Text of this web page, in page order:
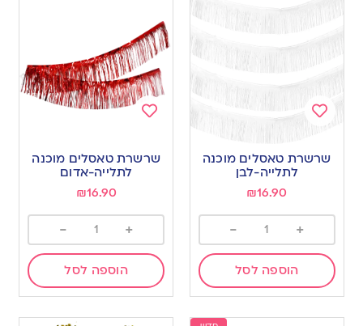
Add
to
wishlist
שרשרת טאסלים מוכנה
לתלייה-לבן
₪16.90
+
-
הוספה לסל
to
wishlist
שרשרת טאסלים מוכנה
לתלייה-אדום
₪16.90
+
-
הוספה לסל